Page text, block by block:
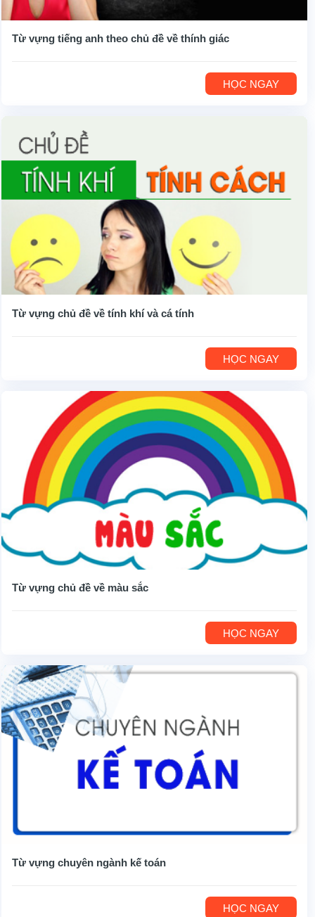
Từ vựng tiếng anh theo chủ đề về thính giác
HỌC NGAY
Từ vựng chủ đề về tính khí và cá tính
HỌC NGAY
Từ vựng chủ đề về màu sắc
HỌC NGAY
Từ vựng chuyên ngành kế toán
HỌC NGAY